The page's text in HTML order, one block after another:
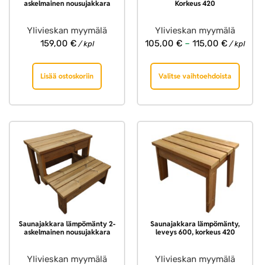
askelmainen nousujakkara
Ylivieskan myymälä
159,00 €/ kpl
Lisää ostoskoriin
Korkeus 420
Ylivieskan myymälä
105,00 € – 115,00 € / kpl
Valitse vaihtoehdoista
Saunajakkara lämpömänty 2-
askelmainen nousujakkara
Ylivieskan myymälä
Saunajakkara lämpömänty,
leveys 600, korkeus 420
Ylivieskan myymälä